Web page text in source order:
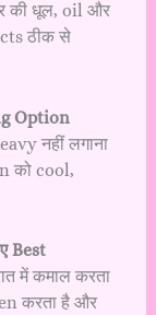
की धूल, oil और
ठीक से
Option
नहीं लगाना
को cool,
Best
में कमाल करता
करता है और